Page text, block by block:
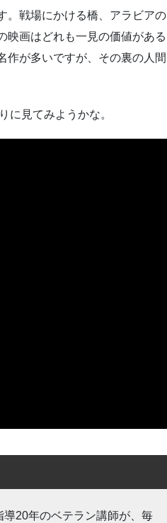
。戦場にかける橋、アラビアの
映画はどれも一見の価値がある
作が多いですが、その裏の人間
に見てみようかな。
20年のベテラン講師が、毎